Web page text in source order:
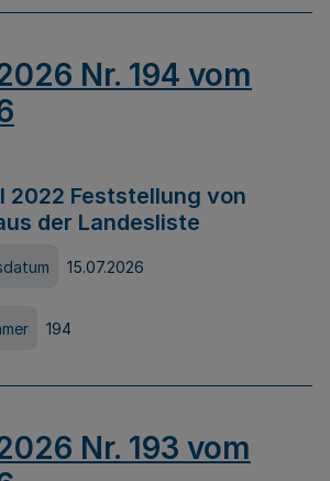
Nr. 194 vom
2022 Feststellung von
der Landesliste
15.07.2026
194
Nr. 193 vom